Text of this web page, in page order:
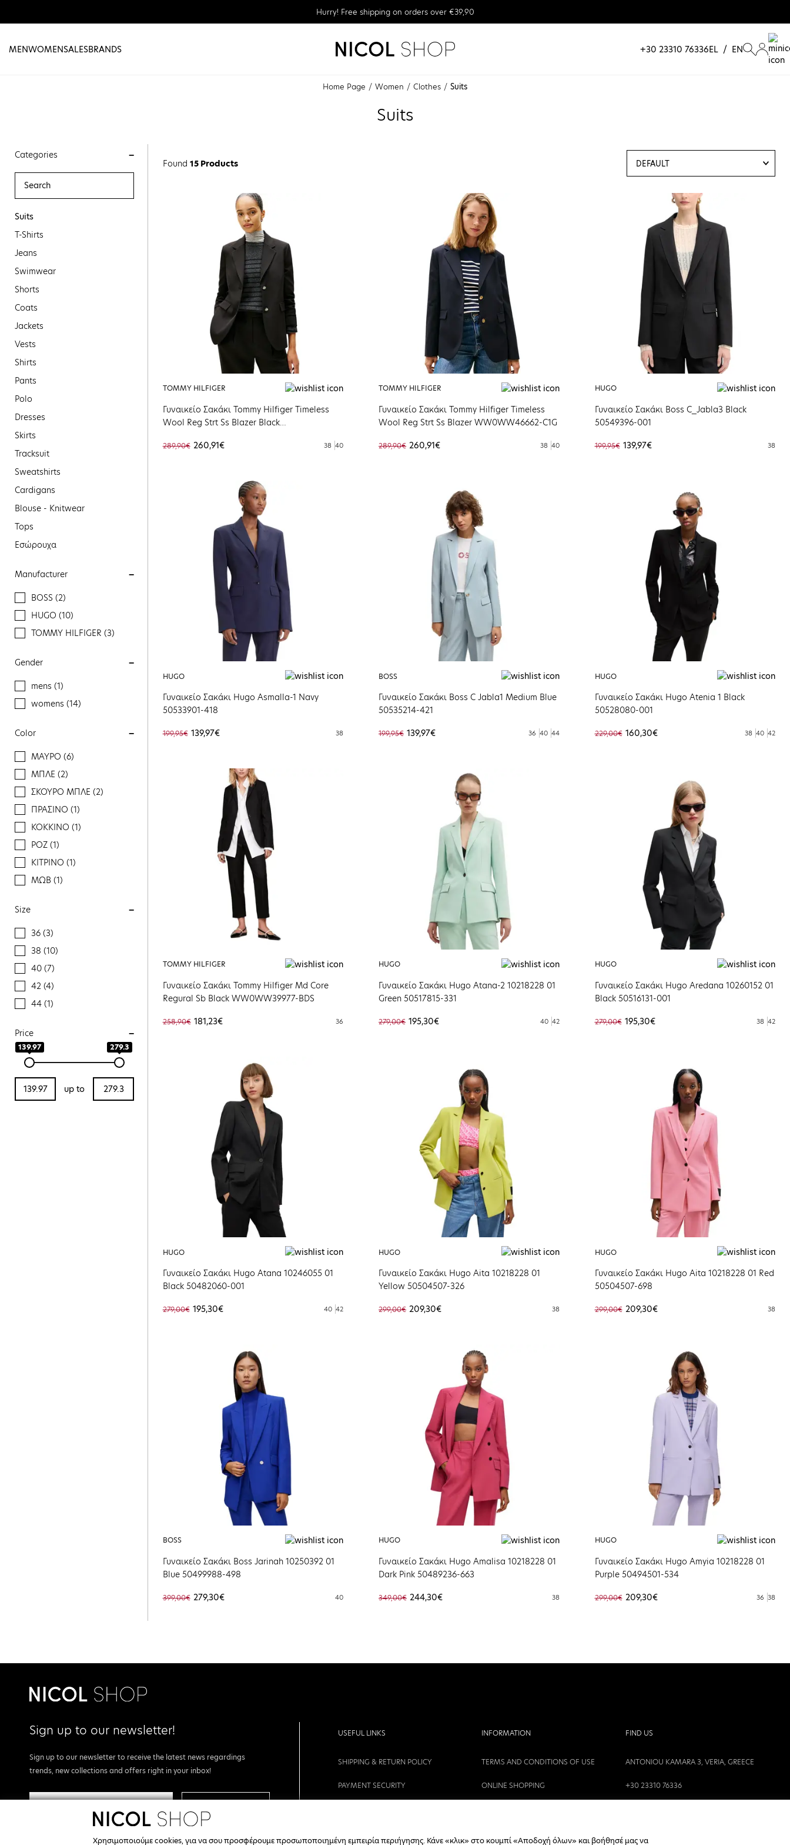
Hurry! Free shipping on orders over €39,90
MENWOMENSALESBRANDS +30 23310 76336EL / EN
Home Page Women Clothes Suits
Suits
Categories
Suits
T-Shirts
Jeans
Swimwear
Shorts
Coats
Jackets
Vests
Shirts
Pants
Polo
Dresses
Skirts
Tracksuit
Sweatshirts
Cardigans
Blouse - Knitwear
Tops
Εσώρουχα
Manufacturer
BOSS (2)
HUGO (10)
TOMMY HILFIGER (3)
Gender
mens (1)
womens (14)
Color
ΜΑΥΡΟ (6)
ΜΠΛΕ (2)
ΣΚΟΥΡΟ ΜΠΛΕ (2)
ΠΡΑΣΙΝΟ (1)
ΚΟΚΚΙΝΟ (1)
ΡΟΖ (1)
ΚΙΤΡΙΝΟ (1)
ΜΩΒ (1)
Size
36 (3)
38 (10)
40 (7)
42 (4)
44 (1)
Price
139.97 279.3
up to
Found 15 Products
TOMMY HILFIGER
Γυναικείο Σακάκι Tommy Hilfiger Timeless
Wool Reg Strt Ss Blazer Black
289,90€ 260,91€ 38 40
TOMMY HILFIGER
Γυναικείο Σακάκι Tommy Hilfiger Timeless
Wool Reg Strt Ss Blazer WW0WW46662-C1G
289,90€ 260,91€ 38 40
HUGO
Γυναικείο Σακάκι Boss C_Jabla3 Black
50549396-001
199,95€ 139,97€ 38
HUGO
Γυναικείο Σακάκι Hugo Asmalla-1 Navy
50533901-418
199,95€ 139,97€ 38
BOSS
Γυναικείο Σακάκι Βoss C Jabla1 Medium Blue
50535214-421
199,95€ 139,97€ 36 40 44
HUGO
Γυναικείο Σακάκι Hugo Αtenia 1 Black
50528080-001
229,00€ 160,30€ 38 40 42
TOMMY HILFIGER
Γυναικείο Σακάκι Tommy Hilfiger Md Core
Regural Sb Black WW0WW39977-BDS
258,90€ 181,23€ 36
HUGO
Γυναικείο Σακάκι Hugo Atana-2 10218228 01
Green 50517815-331
279,00€ 195,30€ 40 42
HUGO
Γυναικείο Σακάκι Hugo Aredana 10260152 01
Black 50516131-001
279,00€ 195,30€ 38 42
HUGO
Γυναικείο Σακάκι Hugo Atana 10246055 01
Black 50482060-001
279,00€ 195,30€ 40 42
HUGO
Γυναικείο Σακάκι Hugo Aita 10218228 01
Yellow 50504507-326
299,00€ 209,30€ 38
HUGO
Γυναικείο Σακάκι Hugo Aita 10218228 01 Red
50504507-698
299,00€ 209,30€ 38
BOSS
Γυναικείο Σακάκι Boss Jarinah 10250392 01
Blue 50499988-498
399,00€ 279,30€ 40
HUGO
Γυναικείο Σακάκι Hugo Amalisa 10218228 01
Dark Pink 50489236-663
349,00€ 244,30€ 38
HUGO
Γυναικείο Σακάκι Hugo Amyia 10218228 01
Purple 50494501-534
299,00€ 209,30€ 36 38
Sign up to our newsletter!
Sign up to our newsletter to receive the latest news regardings
trends, new collections and offers right in your inbox!
USEFUL LINKS
SHIPPING & RETURN POLICY
PAYMENT SECURITY
INFORMATION
TERMS AND CONDITIONS OF USE
ONLINE SHOPPING
FIND US
ANTONIOU KAMARA 3, VERIA, GREECE
+30 23310 76336
ΤΡΙΤΗ, ΠΕΜΠΤΗ, ΠΑΡΑΣΚΕΥΗ: 09:30 -
Χρησιμοποιούμε cookies, για να σου προσφέρουμε προσωποποιημένη εμπειρία περιήγησης. Κάνε «κλικ» στο κουμπί «Αποδοχή όλων» και βοήθησέ μας να